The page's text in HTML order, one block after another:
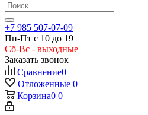
+7 985 507-07-09
Пн-Пт с 10 до 19
Сб-Вс - выходные
Заказать звонок
Сравнение0
Отложенные 0
Корзина0 0